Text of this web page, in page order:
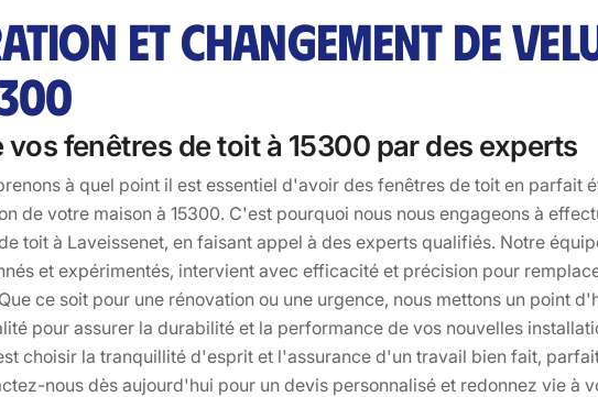
ET CHANGEMENT DE
fenêtres de toit à 15300 par des experts
à quel point il est essentiel d'avoir des fenêtres de toit en parfait
de votre maison à 15300. C'est pourquoi nous nous engageons à
toit à Laveissenet, en faisant appel à des experts qualifiés. Notre
et expérimentés, intervient avec efficacité et précision pour
ce soit pour une rénovation ou une urgence, nous mettons un point
pour assurer la durabilité et la performance de vos nouvelles
choisir la tranquillité d'esprit et l'assurance d'un travail bien fait,
nous dès aujourd'hui pour un devis personnalisé et redonnez vie à